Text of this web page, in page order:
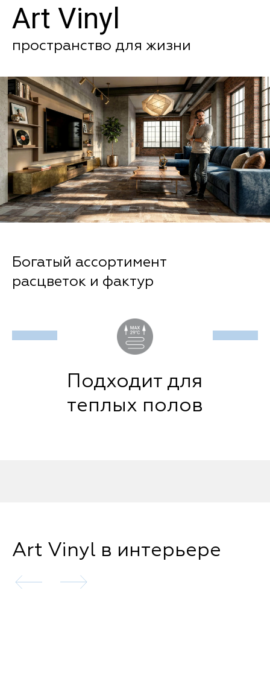
Art Vinyl
пространство для жизни
Богатый ассортимент
расцветок и фактур
Подходит для
теплых полов
Art Vinyl в интерьере